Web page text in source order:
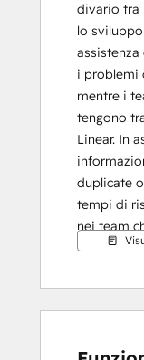
divario tra
lo
assistenza
i problemi
mentre i
tengono
Linear. In
duplicate
tempi di
nei team
creare o